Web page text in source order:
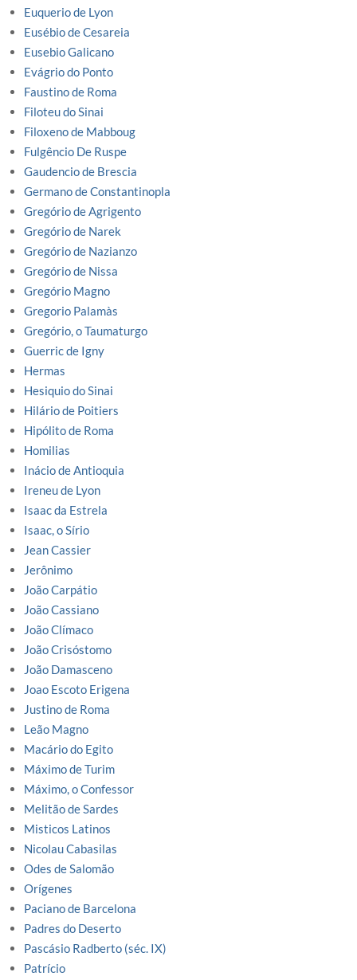
Euquerio de Lyon
Eusébio de Cesareia
Eusebio Galicano
Evágrio do Ponto
Faustino de Roma
Filoteu do Sinai
Filoxeno de Mabboug
Fulgêncio De Ruspe
Gaudencio de Brescia
Germano de Constantinopla
Gregório de Agrigento
Gregório de Narek
Gregório de Nazianzo
Gregório de Nissa
Gregório Magno
Gregorio Palamàs
Gregório, o Taumaturgo
Guerric de Igny
Hermas
Hesiquio do Sinai
Hilário de Poitiers
Hipólito de Roma
Homilias
Inácio de Antioquia
Ireneu de Lyon
Isaac da Estrela
Isaac, o Sírio
Jean Cassier
Jerônimo
João Carpátio
João Cassiano
João Clímaco
João Crisóstomo
João Damasceno
Joao Escoto Erigena
Justino de Roma
Leão Magno
Macário do Egito
Máximo de Turim
Máximo, o Confessor
Melitão de Sardes
Misticos Latinos
Nicolau Cabasilas
Odes de Salomão
Orígenes
Paciano de Barcelona
Padres do Deserto
Pascásio Radberto (séc. IX)
Patrício